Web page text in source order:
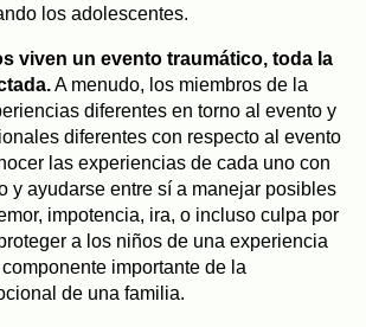
los adolescentes.
viven un evento traumático, toda la
A menudo, los miembros de la
diferentes en torno al evento y
diferentes con respecto al evento
las experiencias de cada uno con
y ayudarse entre sí a manejar posibles
impotencia, ira, o incluso culpa por
a los niños de una experiencia
importante de la
de una familia.